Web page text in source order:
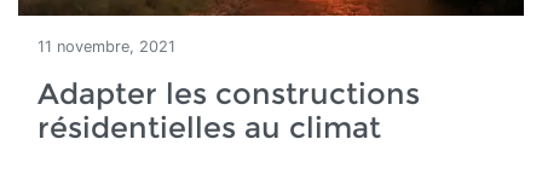
11 novembre, 2021
Adapter les constructions
résidentielles au climat